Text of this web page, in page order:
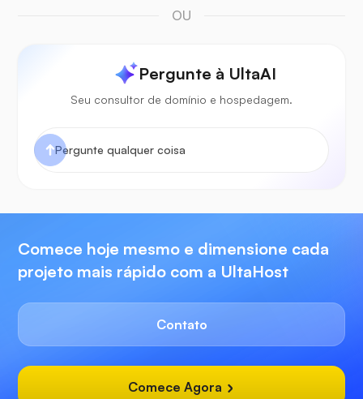
OU
Pergunte à UltaAI
Seu consultor de domínio e hospedagem.
Comece hoje mesmo e dimensione cada
projeto mais rápido com a UltaHost
Contato
Comece Agora